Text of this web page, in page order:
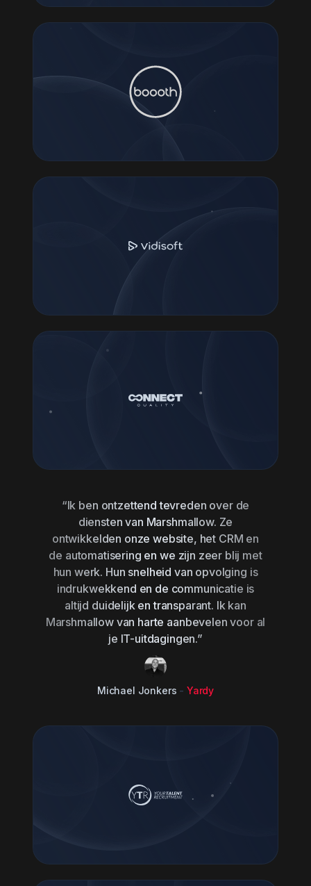
“Ik ben ontzettend tevreden over de
diensten van Marshmallow. Ze
ontwikkelden onze website, het CRM en
de automatisering en we zijn zeer blij met
hun werk. Hun snelheid van opvolging is
indrukwekkend en de communicatie is
altijd duidelijk en transparant. Ik kan
Marshmallow van harte aanbevelen voor al
je IT-uitdagingen.”
Michael Jonkers - Yardy